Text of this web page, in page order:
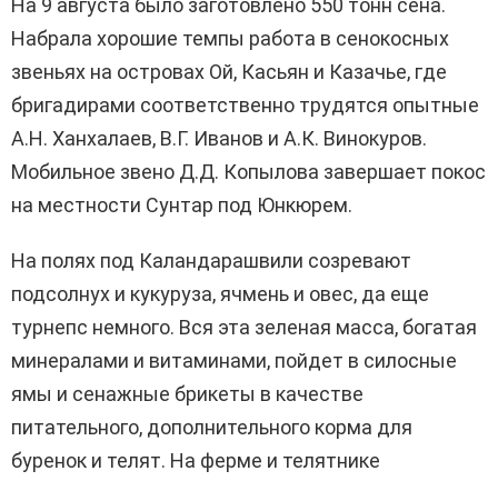
На 9 августа было заготовлено 550 тонн сена.
Набрала хорошие темпы работа в сенокосных
звеньях на островах Ой, Касьян и Казачье, где
бригадирами соответственно трудятся опытные
А.Н. Ханхалаев, В.Г. Иванов и А.К. Винокуров.
Мобильное звено Д.Д. Копылова завершает покос
на местности Сунтар под Юнкюрем.
На полях под Каландарашвили созревают
подсолнух и кукуруза, ячмень и овес, да еще
турнепс немного. Вся эта зеленая масса, богатая
минералами и витаминами, пойдет в силосные
ямы и сенажные брикеты в качестве
питательного, дополнительного корма для
буренок и телят. На ферме и телятнике